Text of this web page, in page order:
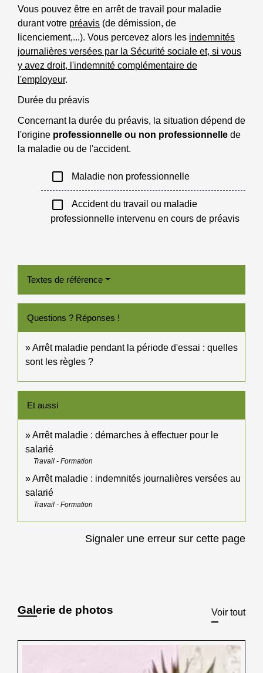
Vous pouvez être en arrêt de travail pour maladie
durant votre préavis (de démission, de
licenciement,...). Vous percevez alors les indemnités
journalières versées par la Sécurité sociale et, si vous
y avez droit, l'indemnité complémentaire de
l'employeur.
Durée du préavis
Concernant la durée du préavis, la situation dépend de
l'origine professionnelle ou non professionnelle de
la maladie ou de l'accident.
check_box_outline_blank Maladie non professionnelle
check_box_outline_blank
Accident du travail ou maladie
professionnelle intervenu en cours de préavis
Textes de référence
Questions ? Réponses !
Arrêt maladie pendant la période d'essai : quelles
sont les règles ?
Et aussi
Arrêt maladie : démarches à effectuer pour le
salarié
Travail - Formation
Arrêt maladie : indemnités journalières versées au
salarié
Travail - Formation
Signaler une erreur sur cette page
Galerie de photos Voir tout